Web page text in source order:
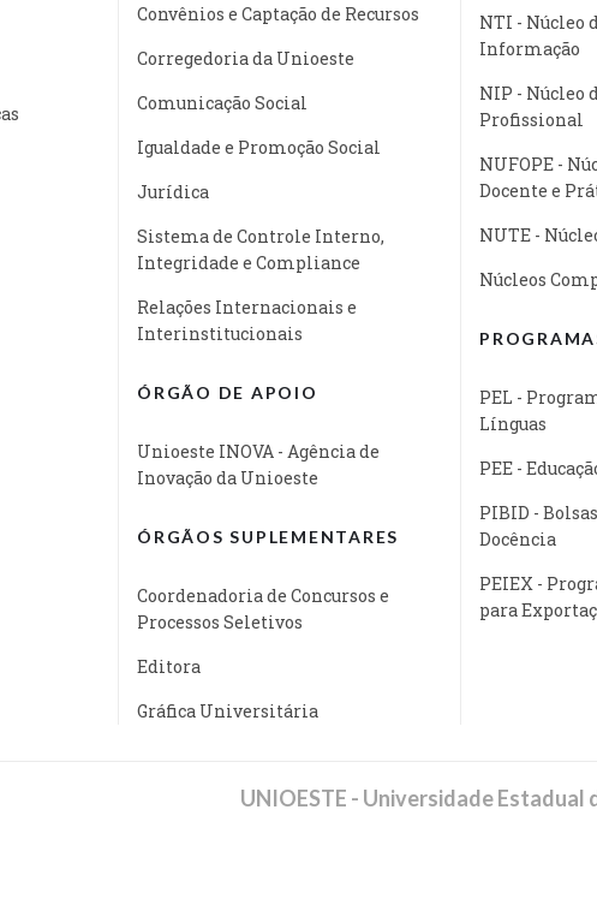
Convênios e Captação de Recursos
Corregedoria da Unioeste
Comunicação Social
Igualdade e Promoção Social
Jurídica
Sistema de Controle Interno,
Integridade e Compliance
Relações Internacionais e
Interinstitucionais
ÓRGÃO DE APOIO
Unioeste INOVA - Agência de
Inovação da Unioeste
ÓRGÃOS SUPLEMENTARES
Coordenadoria de Concursos e
Processos Seletivos
Editora
Gráfica Universitária
NTI - Núcleo
Informação
NIP - Núcleo
Profissional
NUFOPE -
Docente e
NUTE -
Núcleos
PEL -
Línguas
PEE -
PIBID -
Docência
PEIEX -
para
UNIOESTE - Universidade Estadual